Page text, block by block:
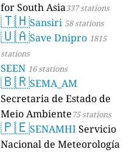
for South Asia337 stations
🇹🇭Sansiri 58 stations
🇺🇦Save Dnipro 1815
stations
SEEN 16 stations
🇧🇷SEMA_AM
Secretaria de Estado de
Meio Ambiente75 stations
🇵🇪SENAMHIServicio
Nacional de Meteorología